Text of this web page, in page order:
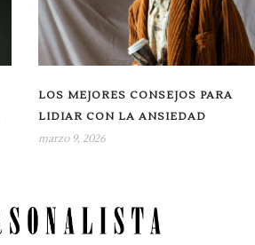
LOS MEJORES CONSEJOS PARA
LIDIAR CON LA ANSIEDAD
marzo 9, 2026